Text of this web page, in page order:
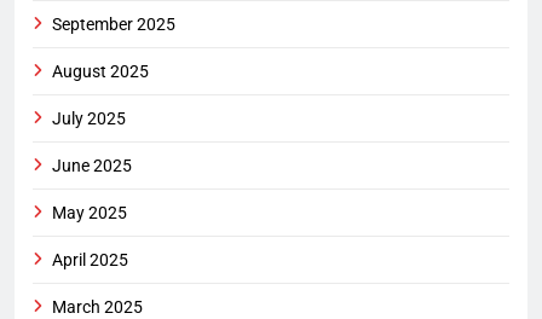
September 2025
August 2025
July 2025
June 2025
May 2025
April 2025
March 2025